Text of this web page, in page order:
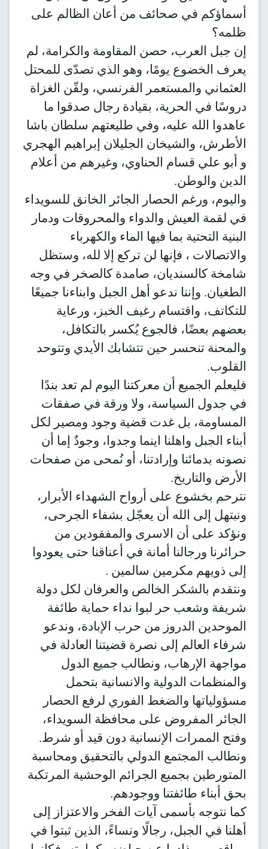
أسماؤكم في صحائف من أعان الظالم على
ظلمه؟
إن جبل العرب، حصن المقاومة والكرامة، لم
يعرف الخضوع يومًا، وهو الذي تصدّى للمحتل
العثماني والمستعمر الفرنسي، ولقّن الغزاة
دروسًا في الحرية، بقيادة رجال صدقوا ما
عاهدوا الله عليه، وفي طليعتهم سلطان باشا
الأطرش، والشيخان الجليلان إبراهيم الهجري
و أبو علي قسام الحناوي، وغيرهم من أعلام
الدين والوطن.
واليوم، ورغم الحصار الجائر الخانق للسويداء
في لقمة العيش والدواء والمحروقات ودمار
البنية التحتية بما فيها الماء والكهرباء
والاتصالات ، فإنها لن تركع إلا لله، وستظل
شامخة كالسنديان، صامدة كالصخر في وجه
الطغيان. وإننا ندعو أهل الجبل وابناءنا جميعًا
للتكاتف، واقتسام رغيف الخبز، ورعاية
بعضهم بعضًا، فالجوع يُكسر بالتكافل،
والمحنة تنحسر حين تتشابك الأيدي وتتوحد
القلوب.
فليعلم الجميع أن معركتنا اليوم لم تعد بندًا
في جدول السياسة، ولا ورقة في صفقات
المساومة، بل غدت قضية وجود ومصير لكل
أبناء الجبل واهلنا اينما وجدوا، وجودٌ إما أن
نصونه بدمائنا وإرادتنا، أو نُمحى من صفحات
الأرض والتاريخ.
نترحم بخشوع على أرواح الشهداء الأبرار،
ونبتهل إلى الله أن يعجّل بشفاء الجرحى،
ونؤكد على أن الاسرى والمفقودين من
حرائرنا ورجالنا أمانة في أعناقنا حتى يعودوا
إلى ذويهم مكرمين سالمين .
ونتقدم بالشكر الخالص والعرفان لكل دولة
شريفة وشعب حر لبوا نداء حماية طائفة
الموحدين الدروز من حرب الإبادة، وندعو
شرفاء العالم إلى نصرة قضيتنا العادلة في
مواجهة الإرهاب، ونطالب جميع الدول
والمنظمات الدولية والانسانية بتحمل
مسؤولياتها والضغط الفوري لرفع الحصار
الجائر المفروض على محافظة السويداء،
وفتح الممرات الإنسانية دون قيد أو شرط.
ونطالب المجتمع الدولي بالتحقيق ومحاسبة
المتورطين بجميع الجرائم الوحشية المرتكبة
بحق أبناء طائفتنا ووجودهم.
كما نتوجه بأسمى آيات الفخر والاعتزاز إلى
أهلنا في الجبل، رجالًا ونساءً، الذين ثبتوا في